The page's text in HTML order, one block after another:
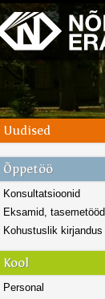
Konsultatsioonid
Eksamid, tasemetööd
Kohustuslik kirjandus
Personal